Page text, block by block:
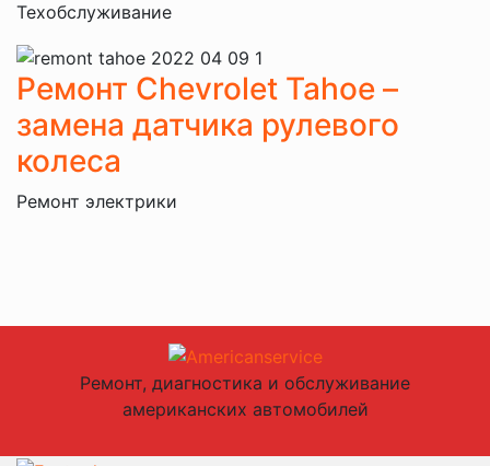
Техобслуживание
Ремонт Chevrolet Tahoe –
замена датчика рулевого
колеса
Ремонт электрики
Ремонт, диагностика и обслуживание
американских автомобилей